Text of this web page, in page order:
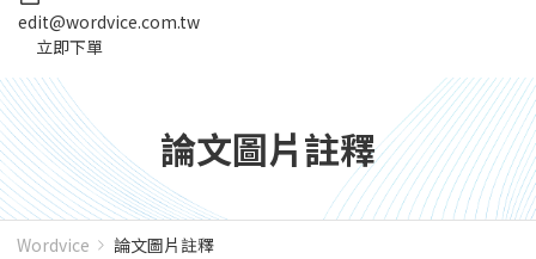
edit@wordvice.com.tw
立即下單
論文圖片註釋
Wordvice 論文圖片註釋